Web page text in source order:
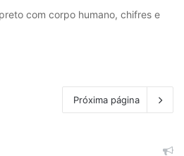
com corpo humano, chifres e
Próxima página